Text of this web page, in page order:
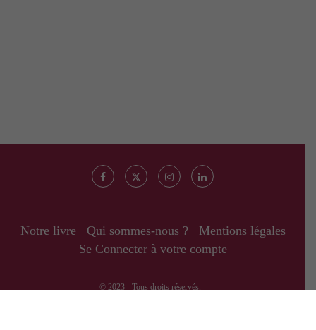
Notre livre Qui sommes-nous ?
Mentions légales
Se Connecter à votre compte
© 2023 - Tous droits réservés. -